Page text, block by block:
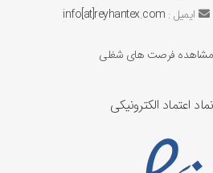
ایمیل : info[at]reyhantex.com
مشاهده فرصت های شغلی
نماد اعتماد الکترونیکی